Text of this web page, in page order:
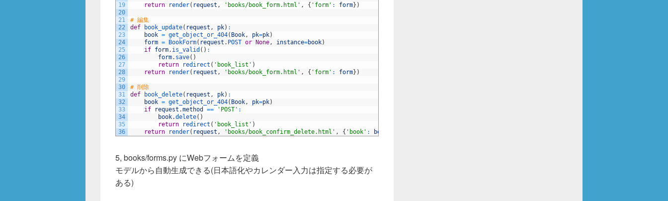
19
20
21
22
23
24
25
26
27
28
29
30
31
32
33
34
35
36
return
render( request , 'books/book_form.html' , { 'form' : form} )
# 編集
def
book_update( request , pk) :
book = get_object_or_404( Book, pk=pk)
form = BookForm( request . POST or None, instance=book)
if form. is_valid ( ) :
form. save( )
return
redirect ( 'book_list' )
return
render( request , 'books/book_form.html' , { 'form' : form} )
# 削除
def
book_delete( request , pk) :
book = get_object_or_404( Book, pk=pk)
if
request .method == 'POST' :
book.delete( )
return
redirect ( 'book_list' )
return
render( request , 'books/book_confirm_delete.html' , { 'book' : book
5, books/forms.py にWebフォームを定義
モデルから自動生成できる(日本語化やカレンダー入力は指定する必要が
ある)